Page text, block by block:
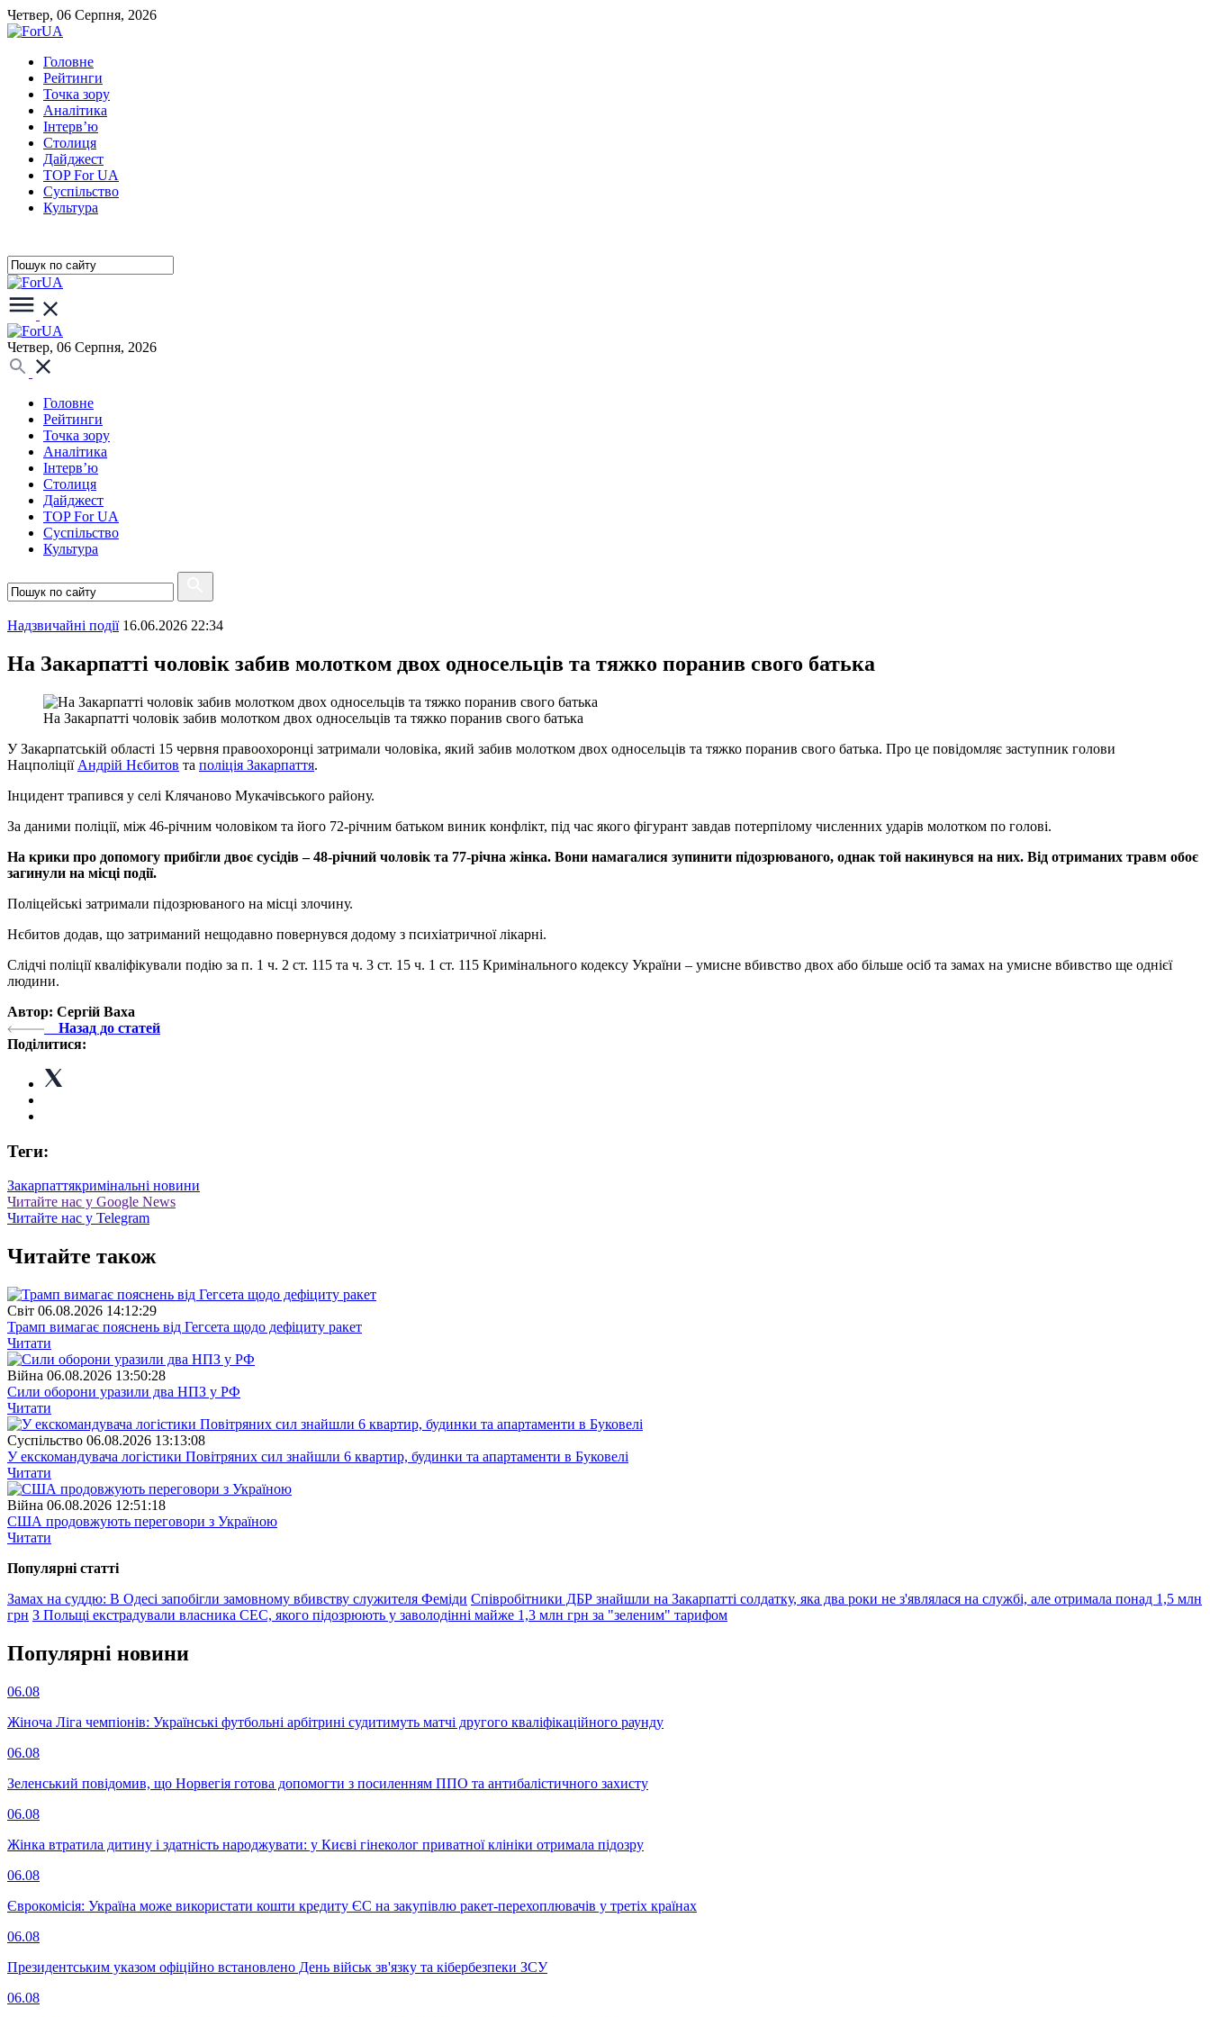
Четвер, 06 Серпня, 2026
Головне
Рейтинги
Точка зору
Аналітика
Інтерв’ю
Столиця
Дайджест
TOP For UA
Суспiльство
Культура
Четвер, 06 Серпня, 2026
Головне
Рейтинги
Точка зору
Аналітика
Інтерв’ю
Столиця
Дайджест
TOP For UA
Суспiльство
Культура
Надзвичайні події 16.06.2026 22:34
На Закарпатті чоловік забив молотком двох односельців та тяжко поранив свого батька
На Закарпатті чоловік забив молотком двох односельців та тяжко поранив свого батька
У Закарпатській області 15 червня правоохоронці затримали чоловіка, який забив молотком двох односельців та тяжко поранив свого батька. Про це повідомляє заступник голови
Нацполіції Андрій Нєбитов та поліція Закарпаття.
Інцидент трапився у селі Клячаново Мукачівського району.
За даними поліції, між 46-річним чоловіком та його 72-річним батьком виник конфлікт, під час якого фігурант завдав потерпілому численних ударів молотком по голові.
На крики про допомогу прибігли двоє сусідів – 48-річний чоловік та 77-річна жінка. Вони намагалися зупинити підозрюваного, однак той накинувся на них. Від отриманих травм обоє
загинули на місці події.
Поліцейські затримали підозрюваного на місці злочину.
Нєбитов додав, що затриманий нещодавно повернувся додому з психіатричної лікарні.
Слідчі поліції кваліфікували подію за п. 1 ч. 2 ст. 115 та ч. 3 ст. 15 ч. 1 ст. 115 Кримінального кодексу України – умисне вбивство двох або більше осіб та замах на умисне вбивство ще однієї
людини.
Автор: Сергій Ваха
Назад до статей
Поділитися:
Теги:
Закарпаттякримінальні новини
Читайте нас у Google News
Читайте нас у Telegram
Читайте також
Свiт 06.08.2026 14:12:29
Трамп вимагає пояснень від Гегсета щодо дефіциту ракет
Читати
Війна 06.08.2026 13:50:28
Сили оборони уразили два НПЗ у РФ
Читати
Суспiльство 06.08.2026 13:13:08
У екскомандувача логістики Повітряних сил знайшли 6 квартир, будинки та апартаменти в Буковелі
Читати
Війна 06.08.2026 12:51:18
США продовжують переговори з Україною
Читати
Популярнi статтi
Замах на суддю: В Одесі запобігли замовному вбивству служителя Феміди Співробітники ДБР знайшли на Закарпатті солдатку, яка два роки не з'являлася на службі, але отримала понад 1,5 млн
грн З Польщі екстрадували власника СЕС, якого підозрюють у заволодінні майже 1,3 млн грн за "зеленим" тарифом
Популярнi новини
06.08
Жіноча Ліга чемпіонів: Українські футбольні арбітрині судитимуть матчі другого кваліфікаційного раунду
06.08
Зеленський повідомив, що Норвегія готова допомогти з посиленням ППО та антибалістичного захисту
06.08
Жінка втратила дитину і здатність народжувати: у Києві гінеколог приватної клініки отримала підозру
06.08
Єврокомісія: Україна може використати кошти кредиту ЄС на закупівлю ракет-перехоплювачів у третіх країнах
06.08
Президентським указом офіційно встановлено День військ зв'язку та кібербезпеки ЗСУ
06.08